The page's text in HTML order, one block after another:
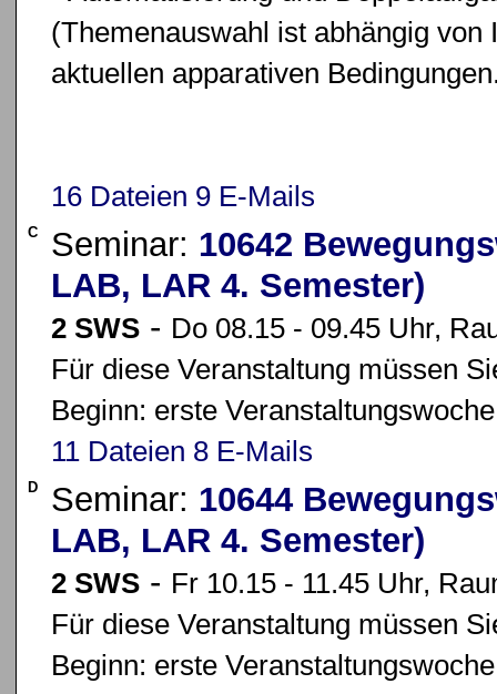
(Themenauswahl ist abhängig
aktuellen apparativen
16 Dateien 9 E-Mails
C Seminar: 10642
LAB, LAR 4. Semester)
2 SWS - Do 08.15 - 09.45 Uhr,
Für diese Veranstaltung müssen
Beginn: erste Veranstaltungswoche
11 Dateien 8 E-Mails
D Seminar: 10644
LAB, LAR 4. Semester)
2 SWS - Fr 10.15 - 11.45 Uhr,
Für diese Veranstaltung müssen
Beginn: erste Veranstaltungswoche